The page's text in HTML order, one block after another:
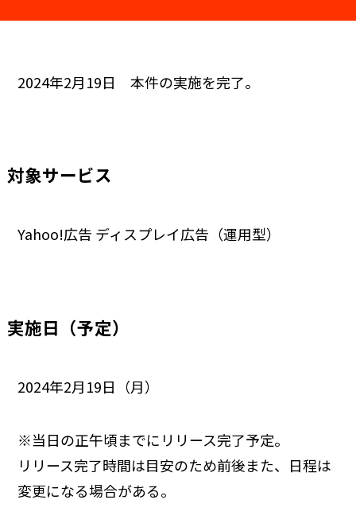
2024年2月19日 本件の実施を完了。
対象サービス
Yahoo!広告 ディスプレイ広告（運用型）
実施日（予定）
2024年2月19日（月）
※当日の正午頃までにリリース完了予定。
リリース完了時間は目安のため前後また、日程は
変更になる場合がある。